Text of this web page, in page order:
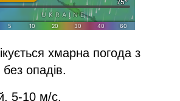
хмарна погода з
опадів.
5-10 м/с.